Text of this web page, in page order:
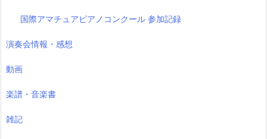
国際アマチュアピアノコンクール 参加記録
演奏会情報・感想
動画
楽譜・音楽書
雑記